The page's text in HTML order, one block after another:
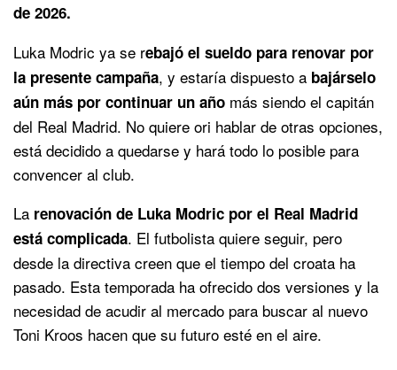
de 2026.
Luka Modric ya se rebajó el sueldo para renovar por
la presente campaña, y estaría dispuesto a bajárselo
aún más por continuar un año más siendo el capitán
del Real Madrid. No quiere ori hablar de otras opciones,
está decidido a quedarse y hará todo lo posible para
convencer al club.
La renovación de Luka Modric por el Real Madrid
está complicada. El futbolista quiere seguir, pero
desde la directiva creen que el tiempo del croata ha
pasado. Esta temporada ha ofrecido dos versiones y la
necesidad de acudir al mercado para buscar al nuevo
Toni Kroos hacen que su futuro esté en el aire.